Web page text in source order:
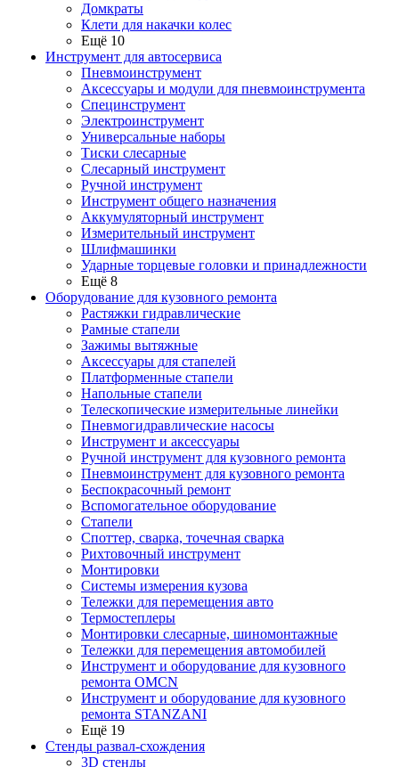
Домкраты
Клети для накачки колес
Ещё 10
Инструмент для автосервиса
Пневмоинструмент
Аксессуары и модули для пневмоинструмента
Специнструмент
Электроинструмент
Универсальные наборы
Тиски слесарные
Слесарный инструмент
Ручной инструмент
Инструмент общего назначения
Аккумуляторный инструмент
Измерительный инструмент
Шлифмашинки
Ударные торцевые головки и принадлежности
Ещё 8
Оборудование для кузовного ремонта
Растяжки гидравлические
Рамные стапели
Зажимы вытяжные
Аксессуары для стапелей
Платформенные стапели
Напольные стапели
Телескопические измерительные линейки
Пневмогидравлические насосы
Инструмент и аксессуары
Ручной инструмент для кузовного ремонта
Пневмоинструмент для кузовного ремонта
Беспокрасочный ремонт
Вспомогательное оборудование
Стапели
Споттер, сварка, точечная сварка
Рихтовочный инструмент
Монтировки
Системы измерения кузова
Тележки для перемещения авто
Термостеплеры
Монтировки слесарные, шиномонтажные
Тележки для перемещения автомобилей
Инструмент и оборудование для кузовного
ремонта OMCN
Инструмент и оборудование для кузовного
ремонта STANZANI
Ещё 19
Стенды развал-схождения
3D стенды